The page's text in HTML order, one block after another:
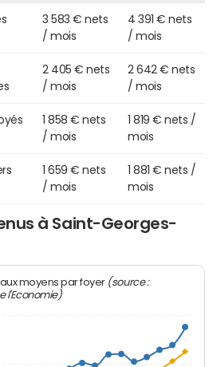
3 583 € nets
/ mois
4 391 € nets
/ mois
2 405 € nets
/ mois
2 642 € nets
/ mois
1 858 € nets
/ mois
1 819 € nets /
mois
1 659 € nets
/ mois
1 881 € nets /
mois
à Saint-Georges-
moyens par foyer (source :
l'Economie)